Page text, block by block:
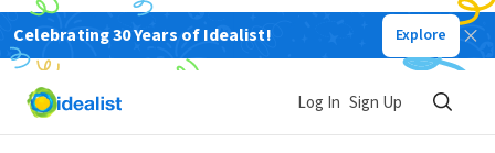
Celebrating 30 Years of Idealist! Explore
Log In Sign Up
NONPROFIT
Solidaridad Internacional Kanda